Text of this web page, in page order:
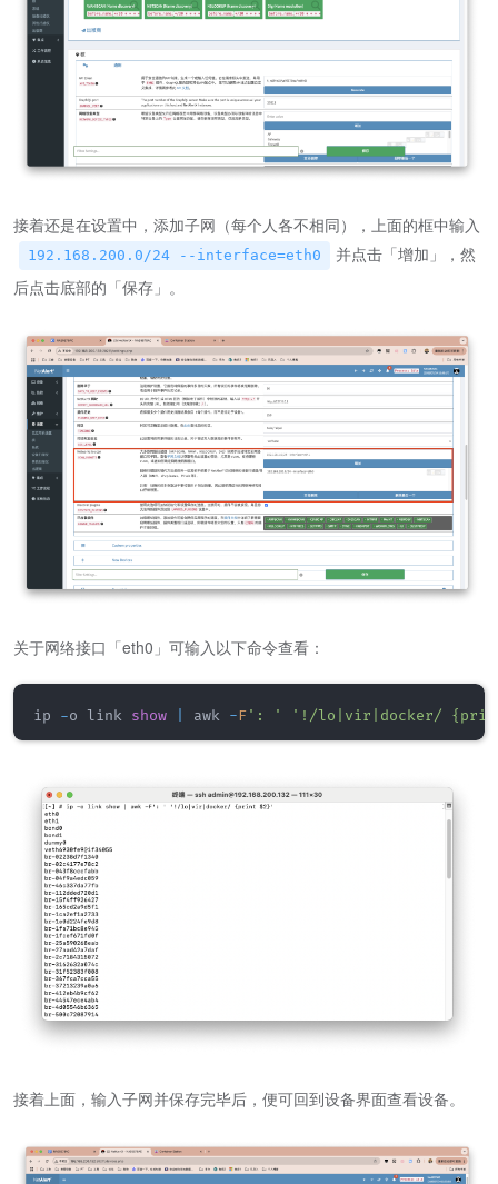
接着还是在设置中，添加子网（每个人各不相同），上面的框中输入
192.168.200.0/24 --interface=eth0
并点击「增加」，然
后点击底部的「保存」。
关于网络接口「eth0」可输入以下命令查看：
ip -o link show awk -F': ' '!/lo|vir|docker/
接着上面，输入子网并保存完毕后，便可回到设备界面查看设备。